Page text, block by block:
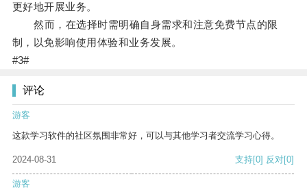
更好地开展业务。
然而，在选择时需明确自身需求和注意免费节点的限
制，以免影响使用体验和业务发展。
#3#
评论
游客
这款学习软件的社区氛围非常好，可以与其他学习者交流学习心得。
2024-08-31 支持[0] 反对[0]
游客